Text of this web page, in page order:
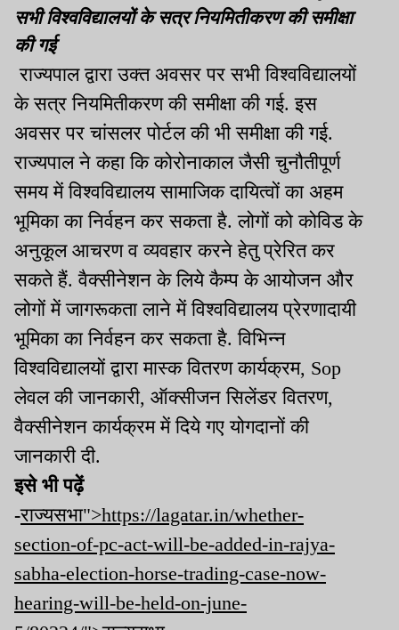
सभी विश्वविद्यालयों के सत्र नियमितीकरण की समीक्षा
की गई
राज्यपाल द्वारा उक्त अवसर पर सभी विश्वविद्यालयों
के सत्र नियमितीकरण की समीक्षा की गई. इस
अवसर पर चांसलर पोर्टल की भी समीक्षा की गई.
राज्यपाल ने कहा कि कोरोनाकाल जैसी चुनौतीपूर्ण
समय में विश्वविद्यालय सामाजिक दायित्वों का अहम
भूमिका का निर्वहन कर सकता है. लोगों को कोविड के
अनुकूल आचरण व व्यवहार करने हेतु प्रेरित कर
सकते हैं. वैक्सीनेशन के लिये कैम्प के आयोजन और
लोगों में जागरूकता लाने में विश्वविद्यालय प्रेरणादायी
भूमिका का निर्वहन कर सकता है. विभिन्न
विश्वविद्यालयों द्वारा मास्क वितरण कार्यक्रम, Sop
लेवल की जानकारी, ऑक्सीजन सिलेंडर वितरण,
वैक्सीनेशन कार्यक्रम में दिये गए योगदानों की
जानकारी दी.
इसे भी पढ़ें
-राज्यसभा">https://lagatar.in/whether-
section-of-pc-act-will-be-added-in-rajya-
sabha-election-horse-trading-case-now-
hearing-will-be-held-on-june-